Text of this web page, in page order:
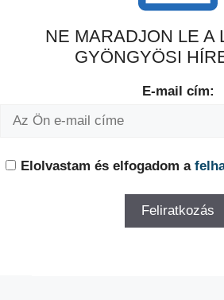
NE MARADJON LE A
GYÖNGYÖSI
E-mail cím:
Elolvastam és elfogadom a